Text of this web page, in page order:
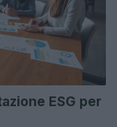
ESG per